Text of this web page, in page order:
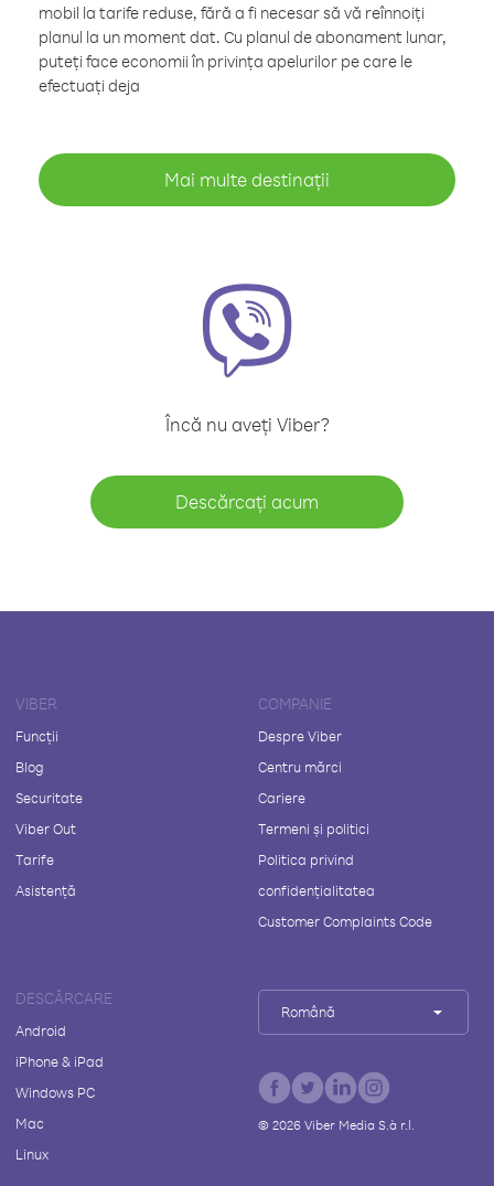
mobil la tarife reduse, fără a fi necesar să vă reînnoiți
planul la un moment dat. Cu planul de abonament lunar,
puteți face economii în privința apelurilor pe care le
efectuați deja
Mai multe destinații
Încă nu aveți Viber?
Descărcați acum
VIBER
Funcții
Blog
Securitate
Viber Out
Tarife
Asistență
COMPANIE
Despre Viber
Centru mărci
Cariere
Termeni și politici
Politica privind
confidențialitatea
Customer Complaints Code
DESCĂRCARE
Android
iPhone & iPad
Windows PC
Mac
Linux
Română
© 2026Viber Media S.à r.l.